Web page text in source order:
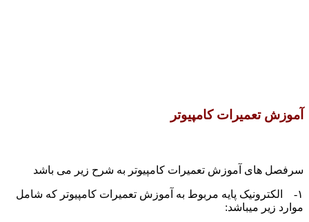
آموزش تعمیرات کامپیوتر
سرفصل های آموزش تعمیرات کامپیوتر به شرح زیر می باشد
۱- الکترونیک پایه مربوط به آموزش تعمیرات کامپیوتر که شامل
موارد زیر میباشد: